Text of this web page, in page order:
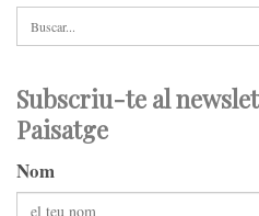
Subscriu-te al
Paisatge
Nom